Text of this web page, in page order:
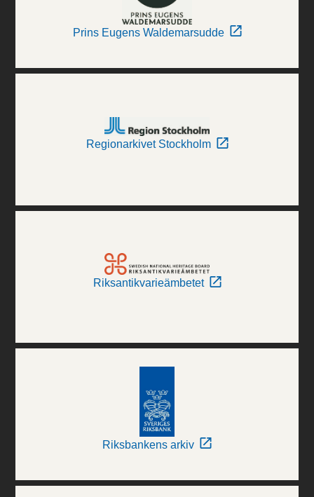
Prins Eugens Waldemarsudde
Regionarkivet Stockholm
Riksantikvarieämbetet
Riksbankens arkiv